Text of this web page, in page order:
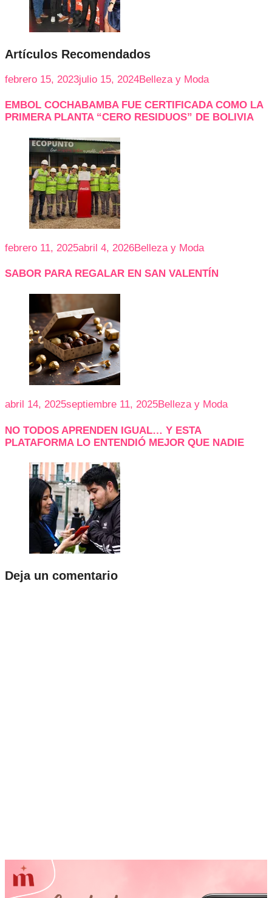
Artículos Recomendados
febrero 15, 2023julio 15, 2024Belleza y Moda
EMBOL COCHABAMBA FUE CERTIFICADA COMO LA
PRIMERA PLANTA “CERO RESIDUOS” DE BOLIVIA
febrero 11, 2025abril 4, 2026Belleza y Moda
SABOR PARA REGALAR EN SAN VALENTÍN
abril 14, 2025septiembre 11, 2025Belleza y Moda
NO TODOS APRENDEN IGUAL… Y ESTA
PLATAFORMA LO ENTENDIÓ MEJOR QUE NADIE
Deja un comentario